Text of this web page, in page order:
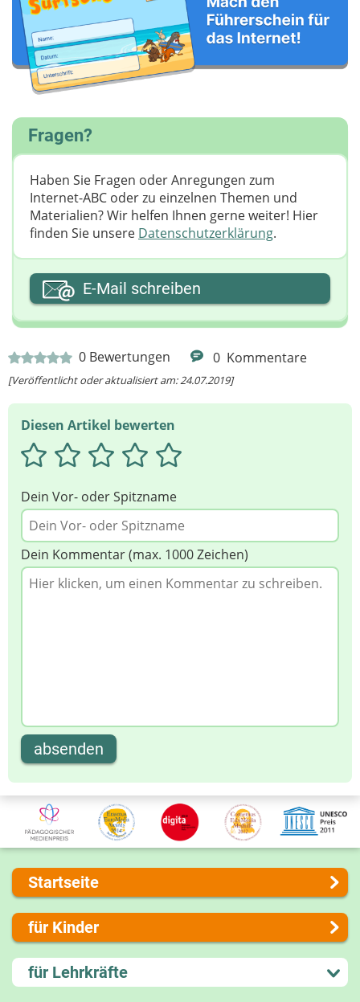
0 Bewertungen 0 Kommentare
[Veröffentlicht oder aktualisiert am: 24.07.2019]
Diesen Artikel bewerten
Dein Vor- oder Spitzname
Dein Kommentar (max. 1000 Zeichen)
absenden
Fragen?
Haben Sie Fragen oder Anregungen zum
Internet-ABC oder zu einzelnen Themen und
Materialien? Wir helfen Ihnen gerne weiter! ​Hier
finden Sie unsere Datenschutzerklärung.
Ihre E-Mail-Adresse
Ihre Nachricht
E-Mail schreiben
Startseite
Über uns
Presse
Kontakt
Impressum
für Kinder
Lernen und Schule
Hobby und Freizeit
für Lehrkräfte